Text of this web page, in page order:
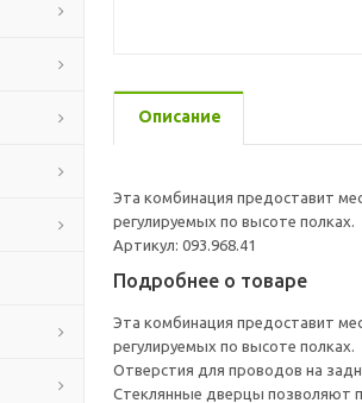
Описание
Эта комбинация предоставит
регулируемых по высоте полках.
Артикул: 093.968.41
Подробнее о товаре
Эта комбинация предоставит
регулируемых по высоте полках.
Отверстия для проводов на
Стеклянные дверцы позволяют